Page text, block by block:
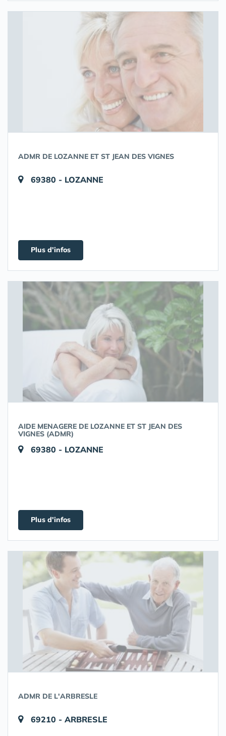
ADMR DE LOZANNE ET ST JEAN DES VIGNES
69380 - LOZANNE
Plus d'infos
AIDE MENAGERE DE LOZANNE ET ST JEAN DES
VIGNES (ADMR)
69380 - LOZANNE
Plus d'infos
ADMR DE L'ARBRESLE
69210 - ARBRESLE